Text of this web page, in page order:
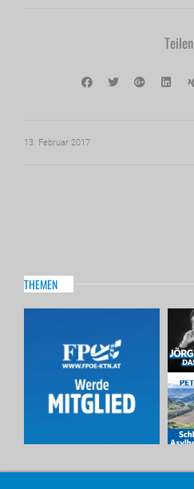
Teilen
13. Februar 2017
THEMEN